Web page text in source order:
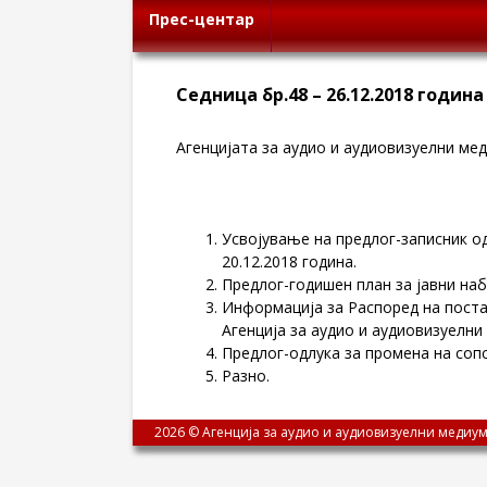
Прес-центар
Седница бр.48 – 26.12.2018 година
Агенцијата за аудио и аудиовизуелни
Усвојување на предлог-записник
20.12.2018 година.
Предлог-годишен план за јавни
Информација за Распоред на
Агенција за аудио и
Предлог-одлука за промена на
Разно.
2026 © Агенција за аудио и аудиовизуелни